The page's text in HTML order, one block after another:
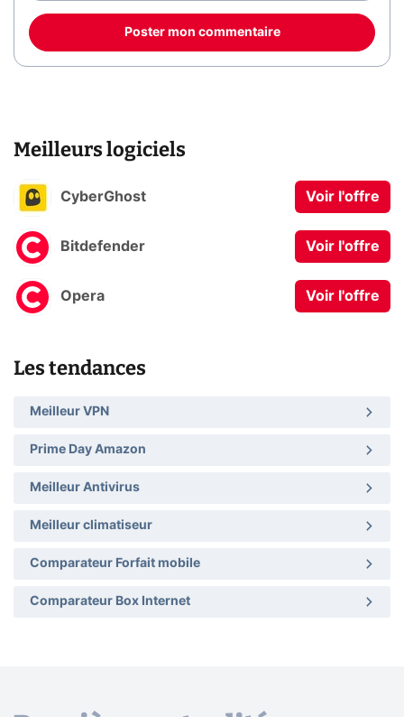
Poster mon commentaire
Meilleurs logiciels
CyberGhost Voir l'offre
Bitdefender Voir l'offre
Opera Voir l'offre
Les tendances
Meilleur VPN
Prime Day Amazon
Meilleur Antivirus
Meilleur climatiseur
Comparateur Forfait mobile
Comparateur Box Internet